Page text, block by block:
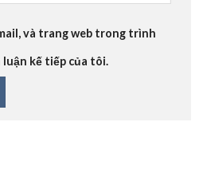
và trang web trong trình
kế tiếp của tôi.